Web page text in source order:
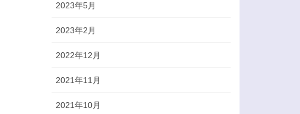
2023年5月
2023年2月
2022年12月
2021年11月
2021年10月